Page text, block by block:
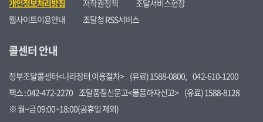
개인정보처리방침 저작권정책
조달서비스헌장
웹사이트이용안내
조달청 RSS서비스
콜센터 안내
정부조달콜센터<나라장터 이용절차> (유료) 1588-0800, 042-610-1200
팩스 : 042-472-2270 조달품질신문고<물품하자신고> (유료) 1588-8128
※ 월~금 09:00~18:00(공휴일 제외)